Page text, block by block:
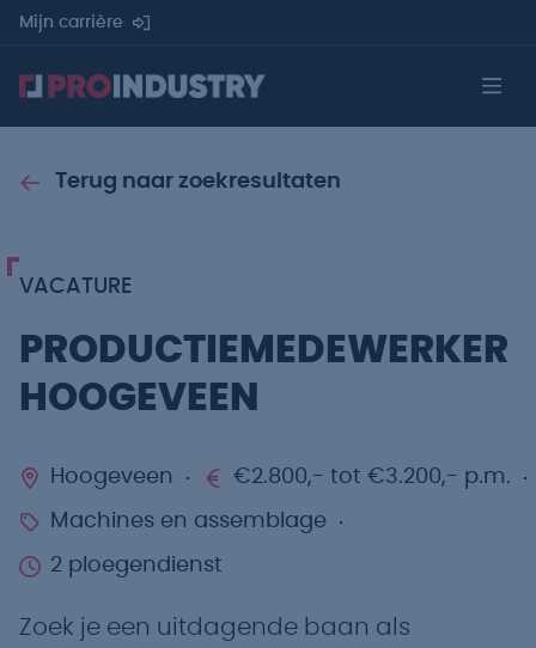
Mijn carrière
Terug naar zoekresultaten
VACATURE
PRODUCTIEMEDEWERKER
HOOGEVEEN
Hoogeveen €2.800,- tot €3.200,- p.m.
Machines en assemblage
2 ploegendienst
Zoek je een uitdagende baan als